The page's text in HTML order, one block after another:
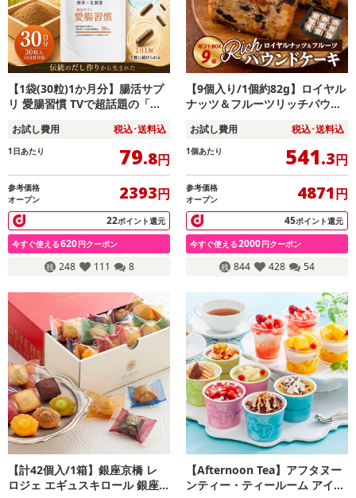
【1袋(30粒)1か月分】腸活サプ
リ 愛腸習慣 TVで超話題の「米
す！
お試し費用 税込･送料込
1日あたり 79.8円
参考価格
オープン
2393円
22ポイント還元
今すぐ使える620円クーポン
248 111 8
【9個入り/1個約82g】ロイヤル
ナッツ＆フルーツリッチパウン
お試し費用 税込･送料込
1個あたり 541.3円
参考価格
オープン
4871円
45ポイント還元
今すぐ使える2000円クーポン
844 428 54
【計42個入/1箱】銀座京橋 レ
ロジェ エギュスキロール 銀座プ
【Afternoon Tea】アフタヌー
ンティー・ティールーム アイス